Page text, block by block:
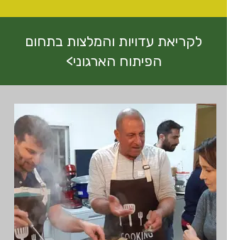
לקריאת עדויות והמלצות בתחום
הפיתוח הארגוני>